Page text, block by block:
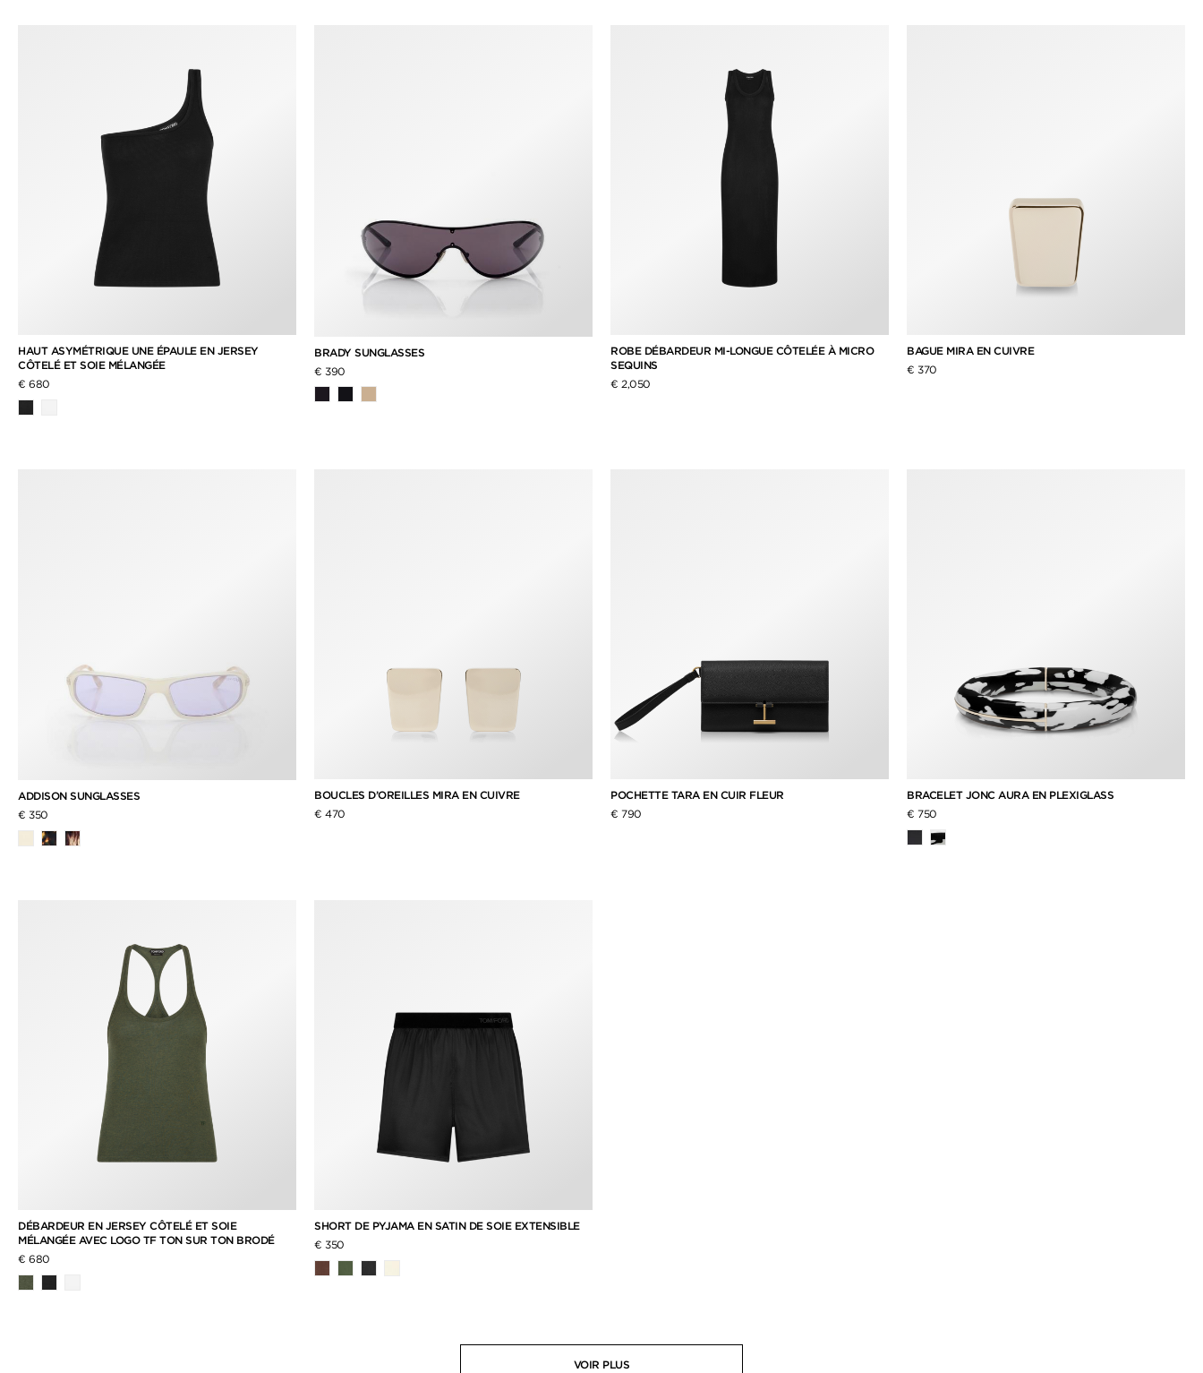
HAUT ASYMÉTRIQUE UNE ÉPAULE EN JERSEY
CÔTELÉ ET SOIE MÉLANGÉE
€ 680
BRADY SUNGLASSES
€ 390
ROBE DÉBARDEUR MI-LONGUE CÔTELÉE À MICRO
SEQUINS
€ 2,050
BAGUE MIRA EN CUIVRE
€ 370
ADDISON SUNGLASSES
€ 350
BOUCLES D’OREILLES MIRA EN CUIVRE
€ 470
POCHETTE TARA EN CUIR FLEUR
€ 790
BRACELET JONC AURA EN PLEXIGLASS
€ 750
DÉBARDEUR EN JERSEY CÔTELÉ ET SOIE
MÉLANGÉE AVEC LOGO TF TON SUR TON BRODÉ
€ 680
SHORT DE PYJAMA EN SATIN DE SOIE EXTENSIBLE
€ 350
VOIR PLUS